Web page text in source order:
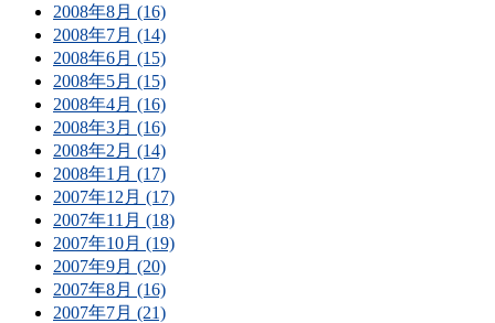
2008年8月 (16)
2008年7月 (14)
2008年6月 (15)
2008年5月 (15)
2008年4月 (16)
2008年3月 (16)
2008年2月 (14)
2008年1月 (17)
2007年12月 (17)
2007年11月 (18)
2007年10月 (19)
2007年9月 (20)
2007年8月 (16)
2007年7月 (21)